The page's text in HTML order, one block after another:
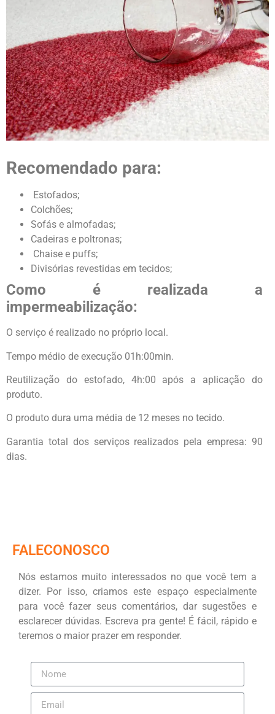
Recomendado para:
Estofados;
Colchões;
Sofás e almofadas;
Cadeiras e poltronas;
Chaise e puffs;
Divisórias revestidas em tecidos;
Como é realizada a
impermeabilização:
O serviço é realizado no próprio local.
Tempo médio de execução 01h:00min.
Reutilização do estofado, 4h:00 após a aplicação do
produto.
O produto dura uma média de 12 meses no tecido.
Garantia total dos serviços realizados pela empresa: 90
dias.
FALECONOSCO
Nós estamos muito interessados no que você tem a
dizer. Por isso, criamos este espaço especialmente
para você fazer seus comentários, dar sugestões e
esclarecer dúvidas. Escreva pra gente! É fácil, rápido e
teremos o maior prazer em responder.